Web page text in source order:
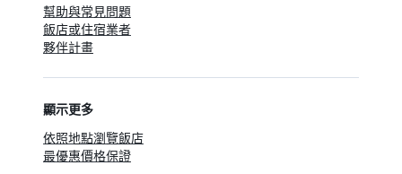
幫助與常見問題
飯店或住宿業者
夥伴計畫
顯示更多
依照地點瀏覽飯店
最優惠價格保證